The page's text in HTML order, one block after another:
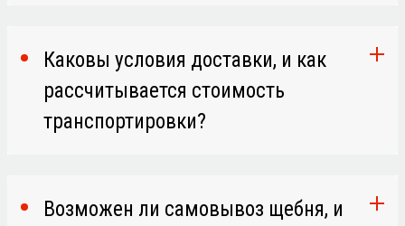
Каковы условия доставки, и как
рассчитывается стоимость
транспортировки?
Возможен ли самовывоз щебня, и